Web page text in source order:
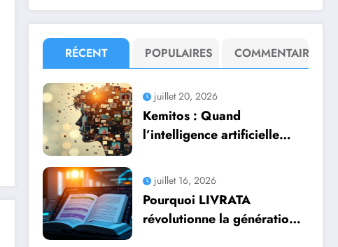
RÉCENT POPULAIRES COMMENTAIRE
juillet 20, 2026
Kemitos : Quand
l’intelligence artificielle
juillet 16, 2026
Pourquoi LIVRATA
révolutionne la génération